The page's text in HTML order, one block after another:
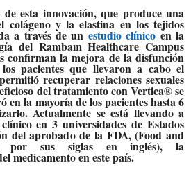
esta innovación, que produce una
colágeno y la elastina en los tejidos
a través de un estudio clínico en la
del Rambam Healthcare Campus
confirman la mejora de la disfunción
pacientes que llevaron a cabo el
recuperar relaciones sexuales
del tratamiento con Vertica® se
en la mayoría de los pacientes hasta 6
Actualmente se está llevando a
en 3 universidades de Estados
del aprobado de la FDA, (Food and
por sus siglas en inglés), la
medicamento en este país.